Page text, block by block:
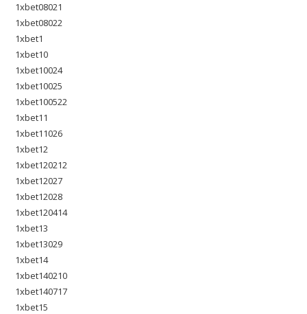
1xbet08021
1xbet08022
1xbet1
1xbet10
1xbet10024
1xbet10025
1xbet100522
1xbet11
1xbet11026
1xbet12
1xbet120212
1xbet12027
1xbet12028
1xbet120414
1xbet13
1xbet13029
1xbet14
1xbet140210
1xbet140717
1xbet15